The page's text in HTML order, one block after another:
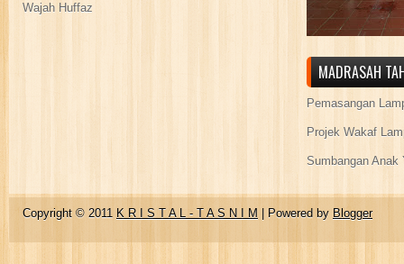
Wajah Huffaz
MADRASAH
Pemasangan
Projek Wakaf
Sumbangan Anak
Copyright © 2011 K R I S T A L - T A S N I M | Powered by Blogger